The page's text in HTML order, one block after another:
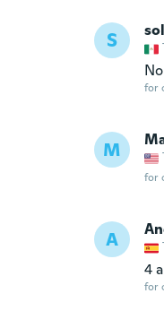
S sol
for
M
for
A
4
for